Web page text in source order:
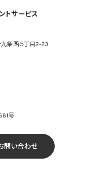
トサービス
条西５丁目2-23
号
問い合わせ